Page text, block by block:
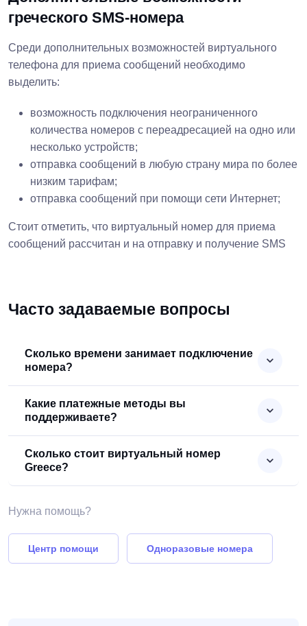
греческого SMS-номера
Среди дополнительных возможностей виртуального
телефона для приема сообщений необходимо
выделить:
возможность подключения неограниченного
количества номеров с переадресацией на одно или
несколько устройств;
отправка сообщений в любую страну мира по более
низким тарифам;
отправка сообщений при помощи сети Интернет;
Стоит отметить, что виртуальный номер для приема
сообщений рассчитан и на отправку и получение SMS
Часто задаваемые вопросы
Сколько времени занимает подключение
номера?
Какие платежные методы вы
поддерживаете?
Сколько стоит виртуальный номер
Greece?
Нужна помощь?
Центр помощи Одноразовые номера